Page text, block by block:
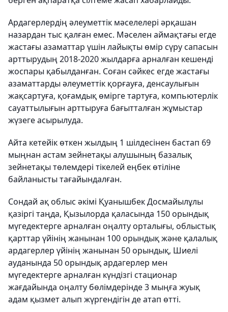
Ардагерлердің әлеуметтік мәселелері әрқашан
назардан тыс қалған емес. Мәселен аймақтағы егде
жастағы азаматтар үшін лайықты өмір сүру сапасын
арттырудың 2018-2020 жылдарға арналған кешенді
жоспары қабылданған. Соған сәйкес егде жастағы
азаматтарды әлеуметтік қорғауға, денсаулығын
жақсартуға, қоғамдық өмірге тартуға, компьютерлік
сауаттылығын арттыруға бағытталған жұмыстар
жүзеге асырылуда.
Айта кетейік өткен жылдың 1 шілдесінен бастап 69
мыңнан астам зейнетақы алушының базалық
зейнетақы төлемдері тікелей еңбек өтіліне
байланысты тағайындалған.
Сондай ақ облыс әкімі Қуанышбек Досмайылұлы
қазіргі таңда, Қызылорда қаласында 150 орындық
мүгедектерге арналған оңалту орталығы, облыстық
қарттар үйінің жанынан 100 орындық және қалалық
ардагерлер үйінің жанынан 50 орындық, Шиелі
ауданында 50 орындық ардагерлер мен
мүгедектерге арналған күндізгі стационар
жағдайында оңалту бөлімдерінде 3 мыңға жуық
адам қызмет алып жүргендігін де атап өтті.